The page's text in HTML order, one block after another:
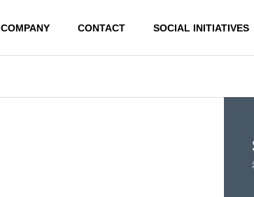
COMPANY CONTACT SOCIAL INITIATIVES